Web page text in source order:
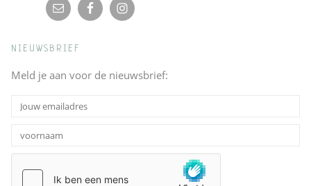
NIEUWSBRIEF
Meld je aan voor de nieuwsbrief: